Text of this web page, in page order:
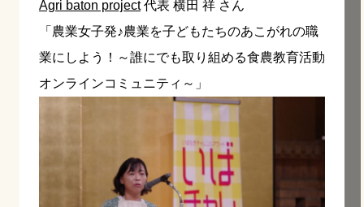
Agri baton project代表 横田 祥 さん
「農業女子発♪農業を子どもたちのあこがれの職
業にしよう！～誰にでも取り組める食農教育活動
オンラインコミュニティ～」